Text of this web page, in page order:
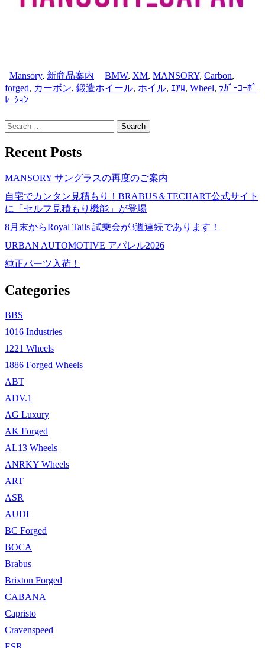
Mansory, 新商品案内 BMW, XM, MANSORY, Carbon,
forged, カーボン, 鍛造ホイール, ホイル, ｴｱﾛ, Wheel, ﾗｶﾞｰｺｰﾎﾟ
ﾚｰｼｮﾝ
Search
for:
Recent Posts
MANSORY サングラスの再度のご案内
自宅でカンタン見積もり！BRABUS＆TECHART公式サイト
に「セルフ見積もり機能」が登場
8月末からRoyal Tails 試乗会が3週連続であります！
URBAN AUTOMOTIVE アパレル2026
純正パーツ入荷！
Categories
BBS
1016 Industries
1221 Wheels
1886 Forged Wheels
ABT
ADV.1
AG Luxury
AK Forged
AL13 Wheels
ANRKY Wheels
ART
ASR
AUDI
BC Forged
BOCA
Brabus
Brixton Forged
CABANA
Capristo
Cravenspeed